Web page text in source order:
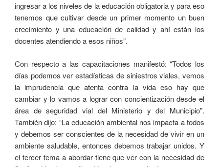
ingresar a los niveles de la educación obligatoria y para eso
tenemos que cultivar desde un primer momento un buen
crecimiento y una educación de calidad y ahí están los
docentes atendiendo a esos niños”.
Con respecto a las capacitaciones manifestó: “Todos los
días podemos ver estadísticas de siniestros viales, vemos
la imprudencia que atenta contra la vida eso hay que
cambiar y lo vamos a lograr con concientización desde el
área de seguridad vial del Ministerio y del Municipio”.
También dijo: “La educación ambiental nos impacta a todos
y debemos ser conscientes de la necesidad de vivir en un
ambiente saludable, entonces debemos trabajar unidos. Y
el tercer tema a abordar tiene que ver con la necesidad de